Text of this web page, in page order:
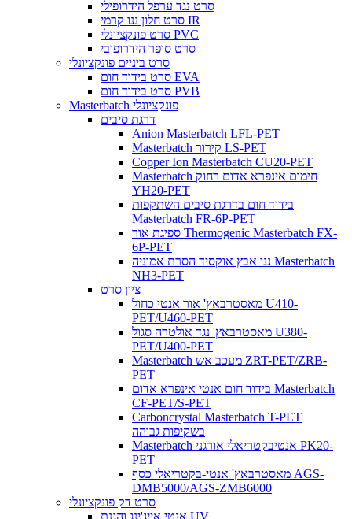
סרט נגד ערפל הידרופילי
סרט חלון ננו קרמי IR
סרט פונקציונלי PVC
סרט סופר הידרופובי
סרט ביניים פונקציונלי
סרט בידוד חום EVA
סרט בידוד חום PVB
Masterbatch פונקציונלי
דרגת סיבים
Anion Masterbatch LFL-PET
Masterbatch קירור LS-PET
Copper Ion Masterbatch CU20-PET
Masterbatch חימום אינפרא אדום רחוק
YH20-PET
בידוד חום בדרגת סיבים השתקפות
Masterbatch FR-6P-PET
ספיגת אור Thermogenic Masterbatch FX-
6P-PET
ננו אבץ אוקסיד הסרת אמוניה Masterbatch
NH3-PET
ציון סרט
מאסטרבאץ' אור אנטי כחול U410-
PET/U460-PET
מאסטרבאץ' נגד אולטרה סגול U380-
PET/U400-PET
Masterbatch מעכב אש ZRT-PET/ZRB-
PET
בידוד חום אנטי אינפרא אדום Masterbatch
CF-PET/S-PET
Carboncrystal Masterbatch T-PET
בשקיפות גבוהה
Masterbatch אנטיבקטריאלי אורגני PK20-
PET
מאסטרבאץ' אנטי-בקטריאלי כסף AGS-
DMB5000/AGS-ZMB6000
סרט דק פונקציונלי
אנטי אייג'ינג והגנת UV